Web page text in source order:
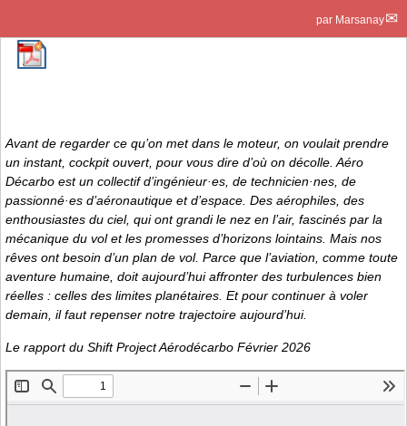
par Marsanay
Avant de regarder ce qu’on met dans le moteur, on voulait prendre
un instant, cockpit ouvert, pour vous dire d’où on décolle. Aéro
Décarbo est un collectif d’ingénieur·es, de technicien·nes, de
passionné·es d’aéronautique et d’espace. Des aérophiles, des
enthousiastes du ciel, qui ont grandi le nez en l’air, fascinés par la
mécanique du vol et les promesses d’horizons lointains. Mais nos
rêves ont besoin d’un plan de vol. Parce que l’aviation, comme toute
aventure humaine, doit aujourd’hui affronter des turbulences bien
réelles : celles des limites planétaires. Et pour continuer à voler
demain, il faut repenser notre trajectoire aujourd’hui.
Le rapport du Shift Project Aérodécarbo Février 2026